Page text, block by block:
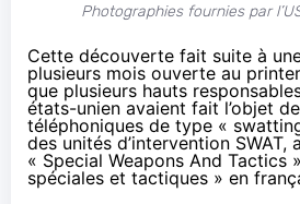
Photographies fournies par
Cette découverte fait suite à
plusieurs mois ouverte au
que plusieurs hauts
états-unien avaient fait l’objet
téléphoniques de type «
des unités d’intervention SWAT,
« Special Weapons And Tactics
spéciales et tactiques » en